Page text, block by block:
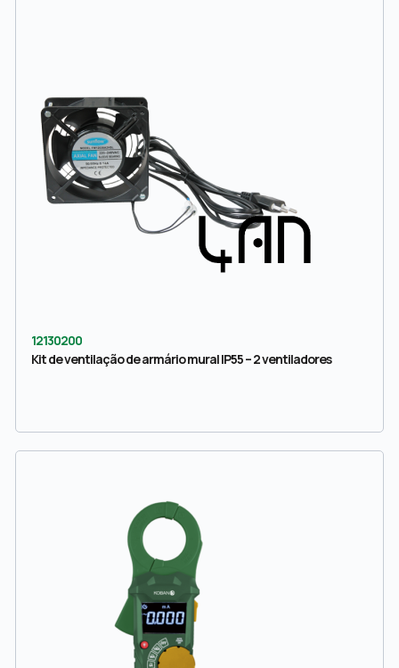
12130200
Kit de ventilação de armário mural IP55 – 2 ventiladores